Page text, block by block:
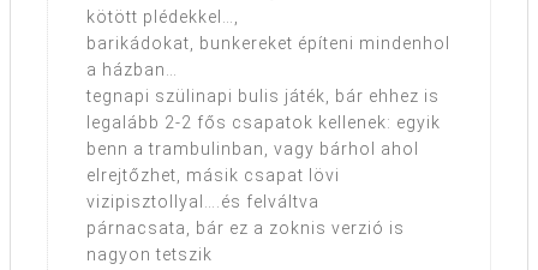
kötött plédekkel…,
barikádokat, bunkereket építeni mindenhol
a házban…
tegnapi szülinapi bulis játék, bár ehhez is
legalább 2-2 fős csapatok kellenek: egyik
benn a trambulinban, vagy bárhol ahol
elrejtőzhet, másik csapat lövi
vizipisztollyal….és felváltva
párnacsata, bár ez a zoknis verzió is
nagyon tetszik